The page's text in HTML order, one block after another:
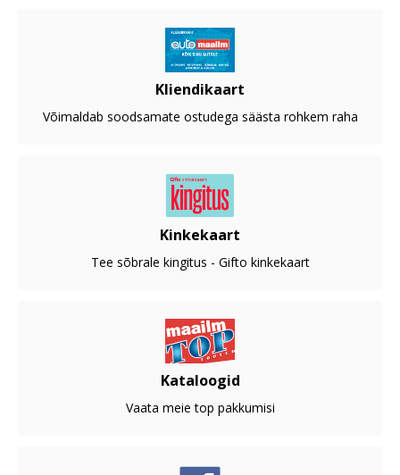
Kliendikaart
Võimaldab soodsamate ostudega säästa rohkem raha
Kinkekaart
Tee sõbrale kingitus - Gifto kinkekaart
Kataloogid
Vaata meie top pakkumisi